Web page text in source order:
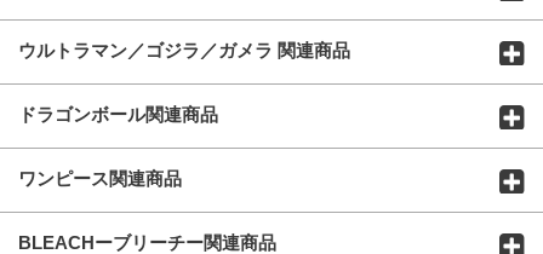
ウルトラマン／ゴジラ／ガメラ 関連商品
ドラゴンボール関連商品
ワンピース関連商品
BLEACHーブリーチー関連商品